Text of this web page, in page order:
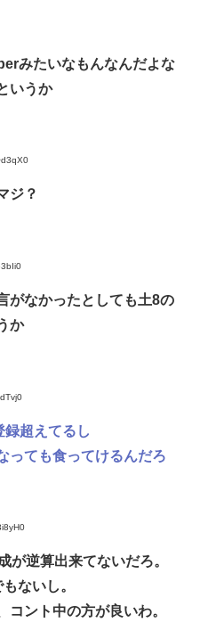
みたいなもんなんだよな
いうか
ジ？
がなかったとしても土8の
か
超えてるし
っても食ってけるんだろ
が逆算出来てないだろ。
ないし。
コント中の方が良いわ。